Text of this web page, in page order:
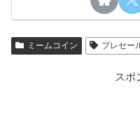
ミームコイン プレセー
スポ